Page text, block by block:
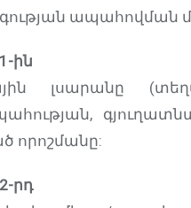
ապահովման
ին
լսարանը
որոշմանը:
րդ